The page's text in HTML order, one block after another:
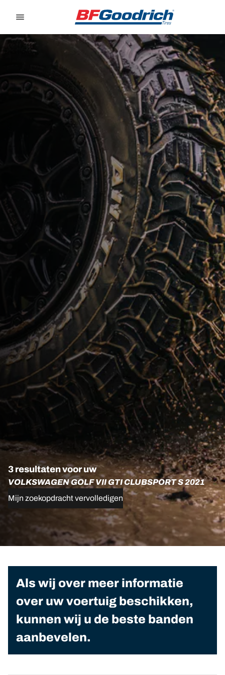
3 resultaten voor uw
VOLKSWAGEN GOLF VII GTI CLUBSPORT S 2021
Mijn zoekopdracht vervolledigen
Als wij over meer informatie
over uw voertuig beschikken,
kunnen wij u de beste banden
aanbevelen.